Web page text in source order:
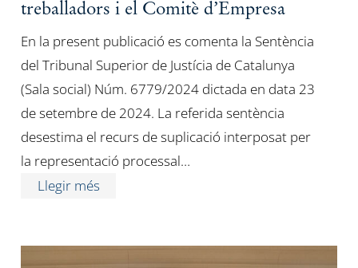
treballadors i el Comitè d’Empresa
En la present publicació es comenta la Sentència
del Tribunal Superior de Justícia de Catalunya
(Sala social) Núm. 6779/2024 dictada en data 23
de setembre de 2024. La referida sentència
desestima el recurs de suplicació interposat per
la representació processal…
Llegir més